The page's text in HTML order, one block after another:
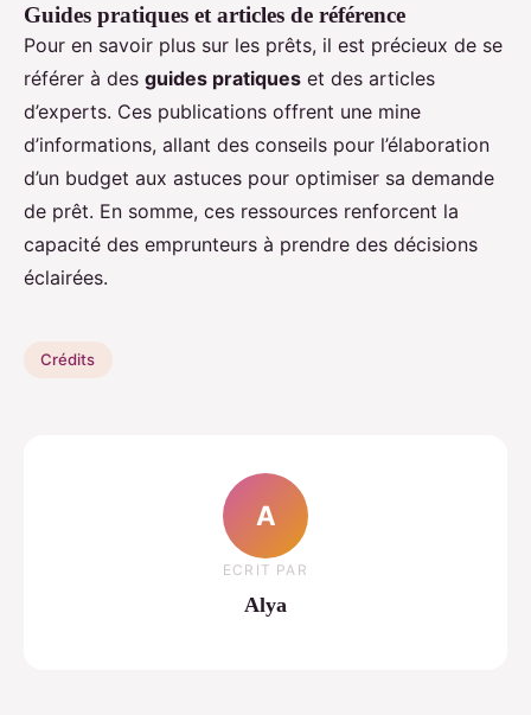
Guides pratiques et articles de référence
Pour en savoir plus sur les prêts, il est précieux de se
référer à des guides pratiques et des articles
d’experts. Ces publications offrent une mine
d’informations, allant des conseils pour l’élaboration
d’un budget aux astuces pour optimiser sa demande
de prêt. En somme, ces ressources renforcent la
capacité des emprunteurs à prendre des décisions
éclairées.
Crédits
A
ECRIT PAR
Alya